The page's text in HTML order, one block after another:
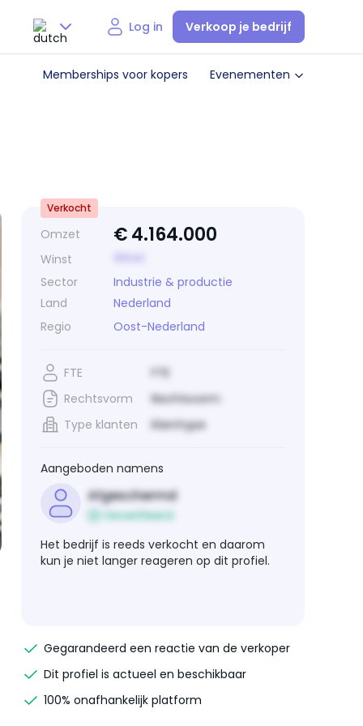
Nederlands
Log in Verkoop je bedrijf
Memberships voor kopers Evenementen
Omzet €4.164.000
Winst
Sector
Industrie & productie
Land
Nederland
Regio
Oost-Nederland
Verkocht
FTE
FTE
Rechtsvorm
Rechtsvorm
Type klanten
Klanttype
Aangeboden namens
Afgeschermd
Geverifieerd
Het bedrijf is reeds verkocht en daarom
kun je niet langer reageren op dit profiel.
Gegarandeerd een reactie van de verkoper
Dit profiel is actueel en beschikbaar
100% onafhankelijk platform